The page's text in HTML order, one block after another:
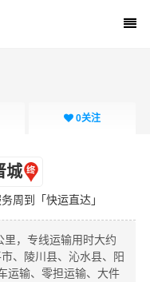
0关注
城
周到「快运直达」
，专线运输用时大约
、陵川县、沁水县、阳
运输、零担运输、大件